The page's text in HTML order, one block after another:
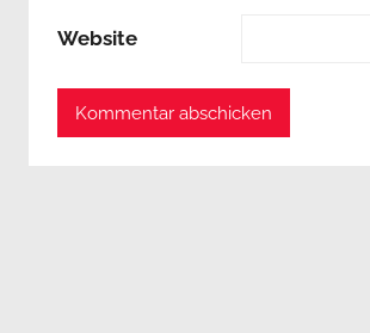
Website